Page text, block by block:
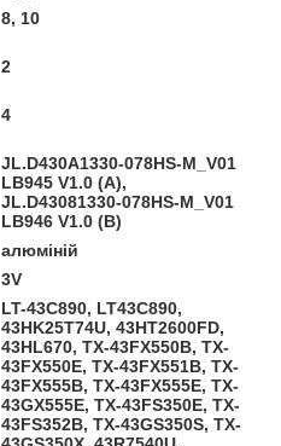
8, 10
2
4
JL.D430A1330-078HS-M_V01
LB945 V1.0 (A),
JL.D43081330-078HS-M_V01
LB946 V1.0 (B)
алюміній
3V
LT-43C890, LT43C890,
43HK25T74U, 43HT2600FD,
43HL670, TX-43FX550B, TX-
43FX550E, TX-43FX551B, TX-
43FX555B, TX-43FX555E, TX-
43GX555E, TX-43FS350E, TX-
43FS352B, TX-43GS350S, TX-